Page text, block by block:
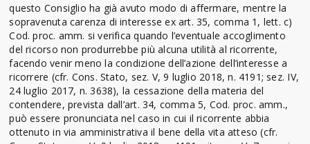
questo Consiglio ha già avuto modo di affermare, mentre la
sopravenuta carenza di interesse ex art. 35, comma 1, lett. c)
Cod. proc. amm. si verifica quando l’eventuale accoglimento
del ricorso non produrrebbe più alcuna utilità al ricorrente,
facendo venir meno la condizione dell’azione dell’interesse a
ricorrere (cfr. Cons. Stato, sez. V, 9 luglio 2018, n. 4191; sez. IV,
24 luglio 2017, n. 3638), la cessazione della materia del
contendere, prevista dall’art. 34, comma 5, Cod. proc. amm.,
può essere pronunciata nel caso in cui il ricorrente abbia
ottenuto in via amministrativa il bene della vita atteso (cfr.